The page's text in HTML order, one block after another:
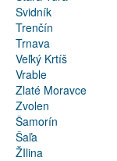
Svidník
Trenčín
Trnava
Veľký Krtíš
Vrable
Zlaté Moravce
Zvolen
Šamorín
Šaľa
ŽIlina